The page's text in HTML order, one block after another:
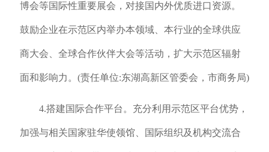
博会等国际性重要展会，对接国内外优质进口资源。
鼓励企业在示范区内举办本领域、本行业的全球供应
商大会、全球合作伙伴大会等活动，扩大示范区辐射
面和影响力。(责任单位:东湖高新区管委会，市商务局)
4.搭建国际合作平台。充分利用示范区平台优势，
加强与相关国家驻华使领馆、国际组织及机构交流合